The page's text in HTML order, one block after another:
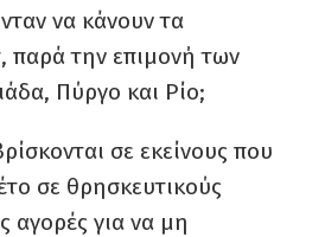
να κάνουν τα
παρά την επιμονή των
Πύργο και Ρίο;
σε εκείνους που
σε θρησκευτικούς
αγορές για να μη